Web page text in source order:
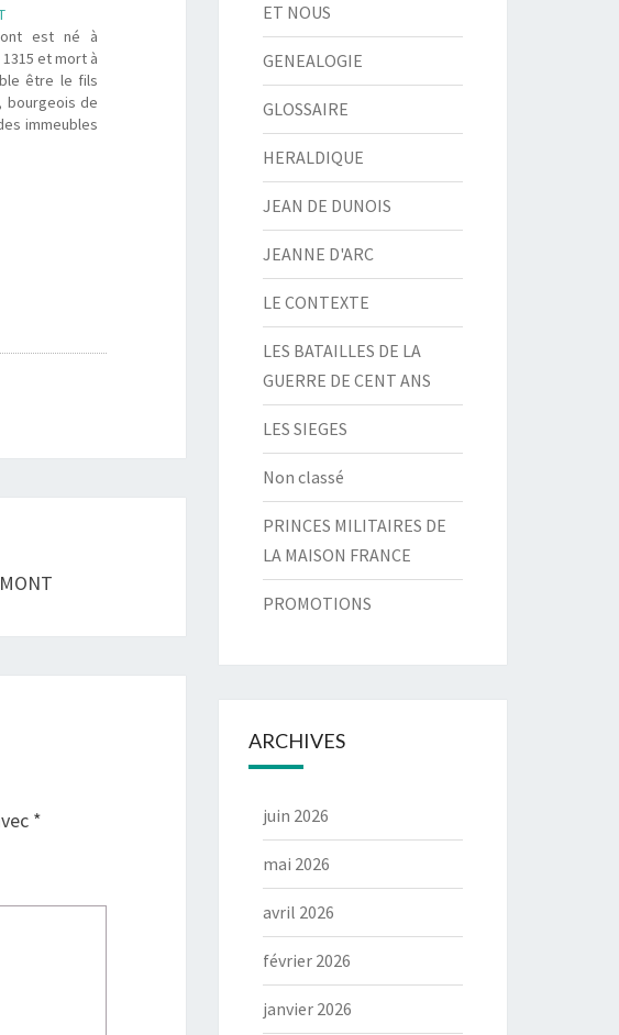
est né à
et mort à
être le fils
bourgeois de
immeubles
Il fait des
sa
*
ET NOUS
GENEALOGIE
GLOSSAIRE
HERALDIQUE
JEAN DE DUNOIS
JEANNE D'ARC
LE CONTEXTE
LES BATAILLES DE LA
GUERRE DE CENT ANS
LES SIEGES
Non classé
PRINCES MILITAIRES DE
LA MAISON FRANCE
PROMOTIONS
ARCHIVES
juin 2026
mai 2026
avril 2026
février 2026
janvier 2026